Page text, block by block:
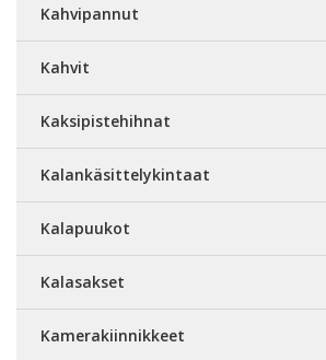
Kahvipannut
Kahvit
Kaksipistehihnat
Kalankäsittelykintaat
Kalapuukot
Kalasakset
Kamerakiinnikkeet